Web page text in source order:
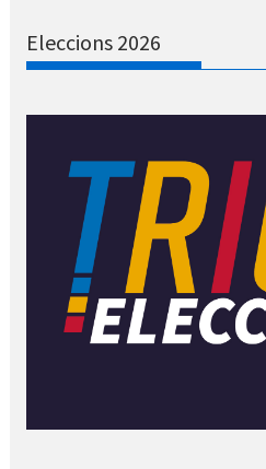
Eleccions 2026